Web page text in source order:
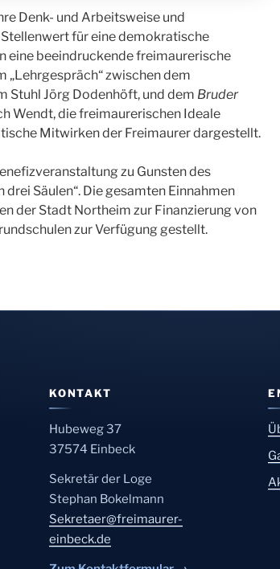
Denk- und Arbeitsweise und
für eine demokratische
eine beeindruckende freimaurerische
„Lehrgespräch“ zwischen dem
Stuhl Jörg Dodenhöft, und dem Bruder
Wendt, die freimaurerischen Ideale
Mitwirken der Freimaurer dargestellt.
zu Gunsten des
drei Säulen“. Die gesamten Einnahmen
der Stadt Northeim zur Finanzierung von
zur Verfügung gestellt.
KONTAKT
Hubeweg 37
37574 Einbeck
Sekretär der Loge
Stephan Bokelmann
Sekretaer@freimaurer-
einbeck.de